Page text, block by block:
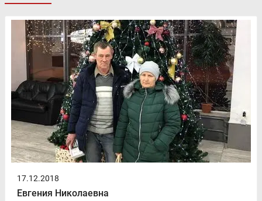
17.12.2018
Евгения Николаевна